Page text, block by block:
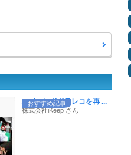
おすすめ記事
ハイエンドドラレコを再 ...
株式会社iKeep さん